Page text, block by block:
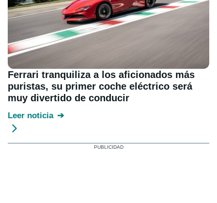
Ferrari tranquiliza a los aficionados más
puristas, su primer coche eléctrico será
muy divertido de conducir
Leer noticia